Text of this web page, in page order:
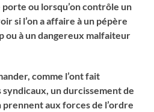
porte ou lorsqu’on contrôle un
si l’on a affaire à un pépère
ou à un dangereux malfaiteur
comme l’ont fait
un durcissement de
prennent aux forces de l’ordre